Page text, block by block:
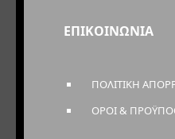
ΕΠΙΚΟΙΝΩΝΙΑ
ΠΟΛΙΤΙΚΗ
ΟΡΟΙ &